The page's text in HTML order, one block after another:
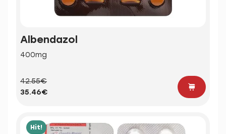
Albendazol
400mg
42.55€
35.46€
Hit!